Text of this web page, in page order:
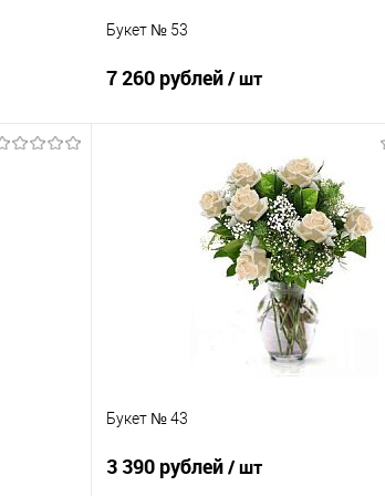
Букет № 53
7 260 рублей/ шт
В корзину
Купить в 1 клик
Сравнение
Под заказ
Букет № 43
3 390 рублей/ шт